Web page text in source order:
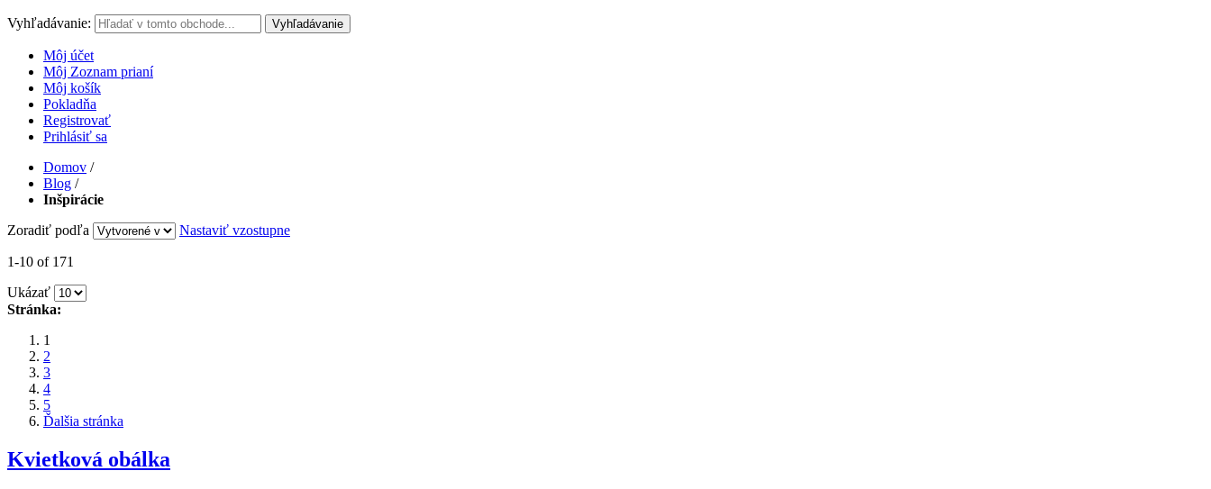
Vyhľadávanie: Vyhľadávanie
Môj účet
Môj Zoznam prianí
Môj košík
Pokladňa
Registrovať
Prihlásiť sa
Domov /
Blog /
Inšpirácie
Zoradiť podľa
Nastaviť vzostupne
1-10 of 171
Ukázať
Stránka:
1
2
3
4
5
Ďalšia stránka
Kvietková obálka